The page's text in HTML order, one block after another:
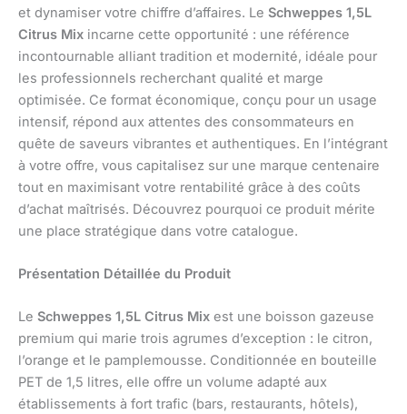
et dynamiser votre chiffre d’affaires. Le Schweppes 1,5L
Citrus Mix incarne cette opportunité : une référence
incontournable alliant tradition et modernité, idéale pour
les professionnels recherchant qualité et marge
optimisée. Ce format économique, conçu pour un usage
intensif, répond aux attentes des consommateurs en
quête de saveurs vibrantes et authentiques. En l’intégrant
à votre offre, vous capitalisez sur une marque centenaire
tout en maximisant votre rentabilité grâce à des coûts
d’achat maîtrisés. Découvrez pourquoi ce produit mérite
une place stratégique dans votre catalogue.
Présentation Détaillée du Produit
Le Schweppes 1,5L Citrus Mix est une boisson gazeuse
premium qui marie trois agrumes d’exception : le citron,
l’orange et le pamplemousse. Conditionnée en bouteille
PET de 1,5 litres, elle offre un volume adapté aux
établissements à fort trafic (bars, restaurants, hôtels),